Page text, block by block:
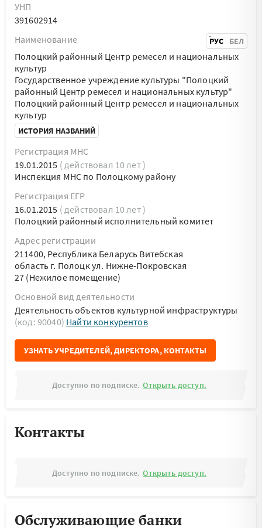
УНП
391602914
Наименование
РУС БЕЛ
Полоцкий районный Центр ремесел и национальных
культур
Государственное учреждение культуры "Полоцкий
районный Центр ремесел и национальных культур"
Полоцкий районный Центр ремесел и национальных
культур
ИСТОРИЯ НАЗВАНИЙ
Регистрация МНС
19.01.2015 ( действовал 10 лет )
Инспекция МНС по Полоцкому району
Регистрация ЕГР
16.01.2015 ( действовал 10 лет )
Полоцкий районный исполнительный комитет
Адрес регистрации
211400, Республика Беларусь Витебская
область г. Полоцк ул. Нижне-Покровская
27 (Нежилое помещение)
Основной вид деятельности
Деятельность объектов культурной инфраструктуры
(код: 90040) Найти конкурентов
УЗНАТЬ УЧРЕДИТЕЛЕЙ, ДИРЕКТОРА, КОНТАКТЫ
Доступно по подписке. Открыть доступ.
Контакты
Доступно по подписке. Открыть доступ.
Обслуживающие банки